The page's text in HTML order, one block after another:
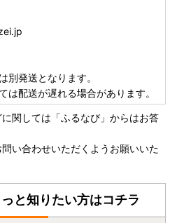
すが、12月にご寄附いただいた
遅延が生じる可能性がございま
年末年始休業について】
以下の期間で年末年始休業となり
別発送となります。
は配送が遅れる場合があります。
関しては「ふるなび」からはお答
い合わせいただくようお願いいた
と知りたい方はコチラ